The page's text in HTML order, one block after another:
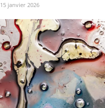
15 janvier 2026